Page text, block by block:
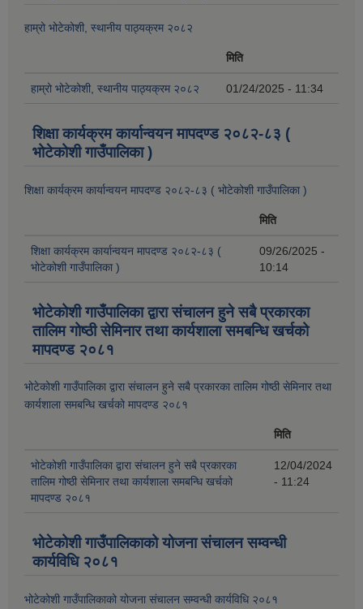
हाम्रो भोटेकोशी, स्थानीय पाठ्यक्रम २०८२
मिति
हाम्रो भोटेकोशी, स्थानीय पाठ्यक्रम २०८२ 01/24/2025 - 11:34
शिक्षा कार्यक्रम कार्यान्वयन मापदण्ड २०८२-८३ (
भोटेकोशी गाउँपालिका )
शिक्षा कार्यक्रम कार्यान्वयन मापदण्ड २०८२-८३ ( भोटेकोशी गाउँपालिका )
मिति
शिक्षा कार्यक्रम कार्यान्वयन मापदण्ड २०८२-८३ (
भोटेकोशी गाउँपालिका )
09/26/2025 -
10:14
भोटेकोशी गाउँपालिका द्वारा संचालन हुने सबै प्रकारका
तालिम गोष्ठी सेमिनार तथा कार्यशाला समबन्धि खर्चको
मापदण्ड २०८१
भोटेकोशी गाउँपालिका द्वारा संचालन हुने सबै प्रकारका तालिम गोष्ठी सेमिनार तथा
कार्यशाला समबन्धि खर्चको मापदण्ड २०८१
मिति
भोटेकोशी गाउँपालिका द्वारा संचालन हुने सबै प्रकारका
तालिम गोष्ठी सेमिनार तथा कार्यशाला समबन्धि खर्चको
मापदण्ड २०८१
12/04/2024
- 11:24
भोटेकोशी गाउँपालिकाको योजना संचालन सम्वन्धी
कार्यविधि २०८१
भोटेकोशी गाउँपालिकाको योजना संचालन सम्वन्धी कार्यविधि २०८१